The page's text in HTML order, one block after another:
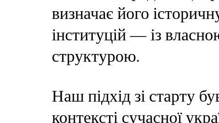
визначає його
інституцій — із
структурою.
Наш підхід зі старту
контексті сучасної